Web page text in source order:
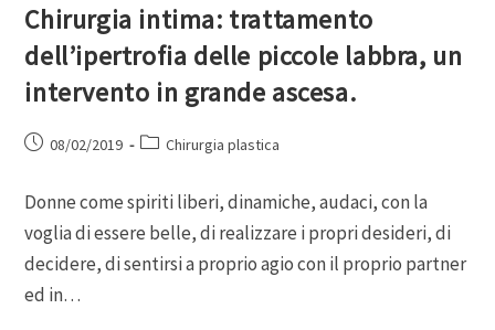
Chirurgia intima: trattamento
dell’ipertrofia delle piccole labbra, un
intervento in grande ascesa.
08/02/2019 Chirurgia plastica
Donne come spiriti liberi, dinamiche, audaci, con la
voglia di essere belle, di realizzare i propri desideri, di
decidere, di sentirsi a proprio agio con il proprio partner
ed in…